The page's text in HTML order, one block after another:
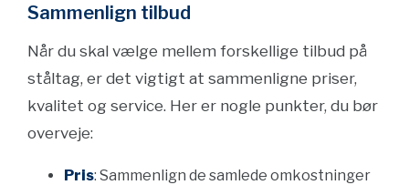
Sammenlign tilbud
Når du skal vælge mellem forskellige tilbud på
ståltag, er det vigtigt at sammenligne priser,
kvalitet og service. Her er nogle punkter, du bør
overveje:
Pris: Sammenlign de samlede omkostninger